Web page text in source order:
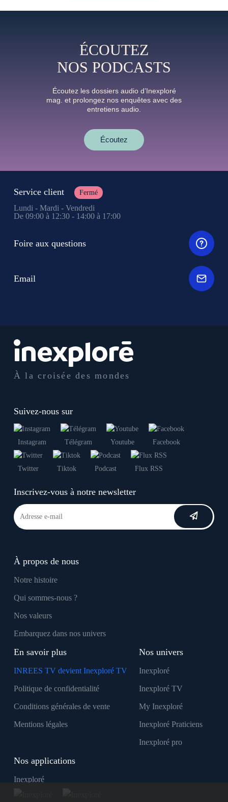
ÉCOUTEZ
NOS PODCASTS
Écoutez les dossiers audio d’Inexploré
mag. et prolongez nos enquêtes avec des
entretiens audio.
Écoutez
À la croisée des mondes
Suivez-nous sur
Instagram Télégram Youtube Facebook
Twitter Tiktok Podcast Flux RSS
Inscrivez-vous à notre newsletter
À propos de nous
Notre histoire
Qui sommes-nous ?
Nos valeurs
Embarquez dans nos univers
En savoir plus
INREES TV devient Inexploré TV
Politique de confidentialité
Conditions générales de vente
Mentions légales
Nos univers
Inexploré
Inexploré TV
My Inexploré
Inexploré Praticiens
Inexploré pro
Nos applications
Inexploré
Service client Fermé
Lundi - Mardi - Vendredi
De 09:00 à 12:30 - 14:00 à 17:00
Foire aux questions
Email